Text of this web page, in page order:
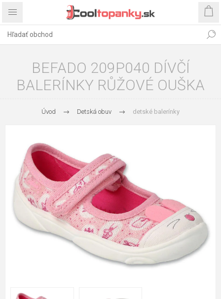
BEFADO 209P040 DÍVČÍ
BALERÍNKY RŮŽOVÉ OUŠKA
Úvod Detská obuv detské balerínky